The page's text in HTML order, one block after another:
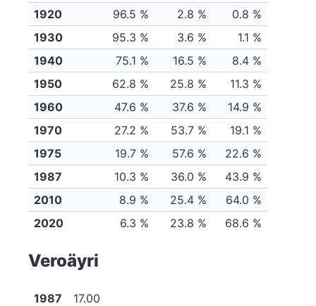
1920 96.5 % 2.8 %
0.8 %
1930
95.3 % 3.6 %
1.1 %
1940
75.1 % 16.5 %
8.4 %
1950
62.8 % 25.8 %
11.3 %
1960
47.6 % 37.6 %
14.9 %
1970
27.2 % 53.7 %
19.1 %
1975
19.7 % 57.6 %
22.6 %
1987
10.3 % 36.0 %
43.9 %
2010
8.9 % 25.4 %
64.0 %
2020
6.3 % 23.8 % 68.6 %
Veroäyri
1987 17.00